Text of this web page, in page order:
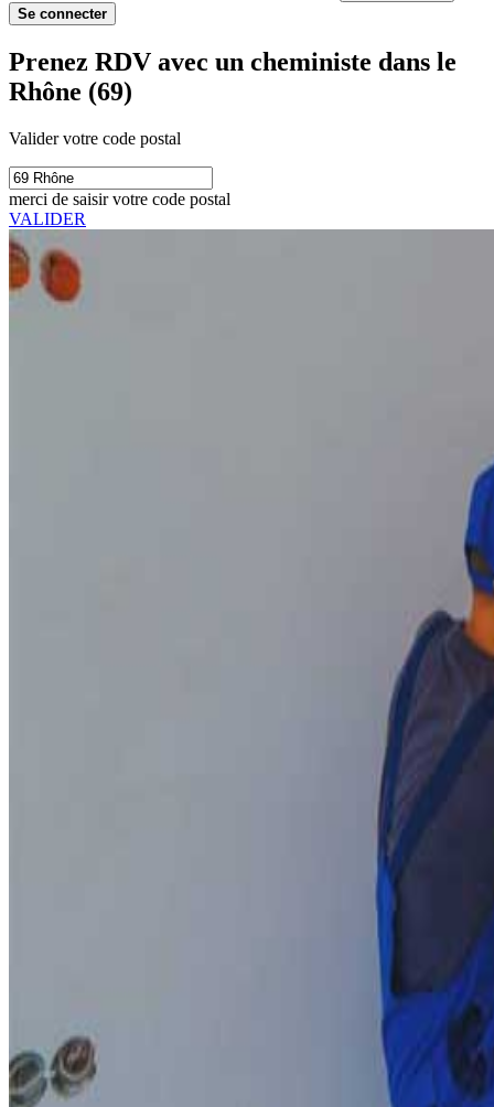
Se connecter
Prenez RDV avec un cheministe dans le
Rhône (69)
Valider votre code postal
merci de saisir votre code postal
VALIDER